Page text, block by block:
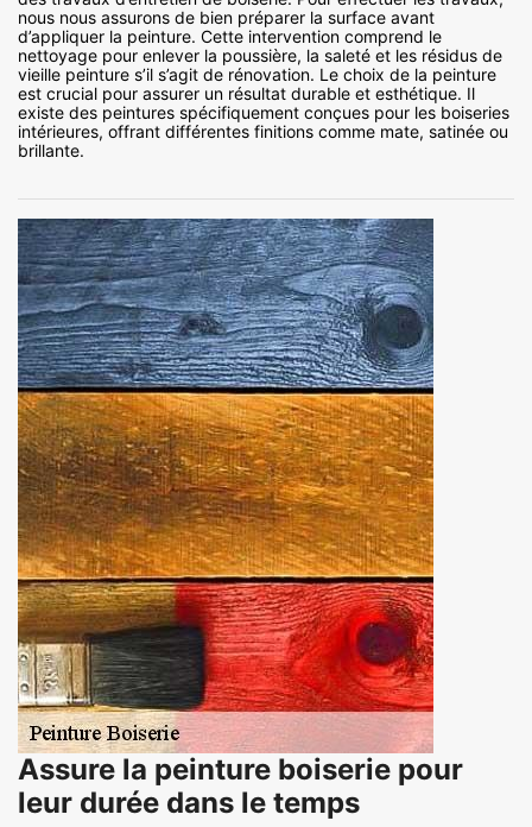
nous nous assurons de bien préparer la surface avant
d’appliquer la peinture. Cette intervention comprend le
nettoyage pour enlever la poussière, la saleté et les résidus de
vieille peinture s’il s’agit de rénovation. Le choix de la peinture
est crucial pour assurer un résultat durable et esthétique. Il
existe des peintures spécifiquement conçues pour les boiseries
intérieures, offrant différentes finitions comme mate, satinée ou
brillante.
Assure la peinture boiserie pour
leur durée dans le temps